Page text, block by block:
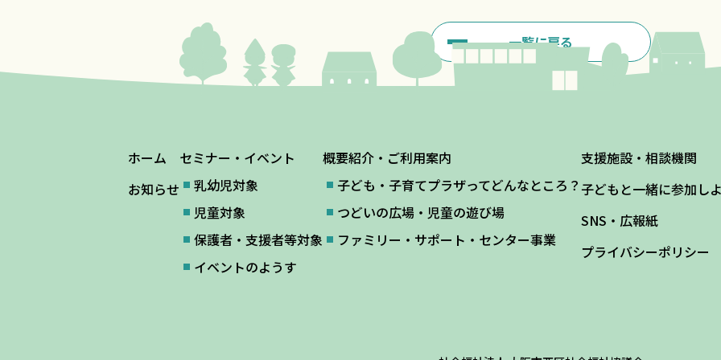
一覧に戻る
ホーム
お知らせ
セミナー・イベント
乳幼児対象
児童対象
保護者・支援者等対象
イベントのようす
概要紹介・ご利用案内
子ども・子育てプラザってどんなところ？
つどいの広場・児童の遊び場
ファミリー・サポート・センター事業
支援施設・相談機関
子どもと一緒に参加し
SNS・広報紙
プライバシーポリシー